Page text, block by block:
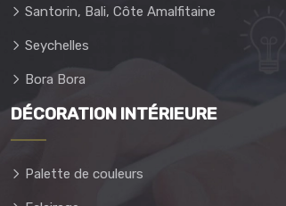
Santorin, Bali, Côte Amalfitaine
Seychelles
Bora Bora
DÉCORATION INTÉRIEURE
Palette de couleurs